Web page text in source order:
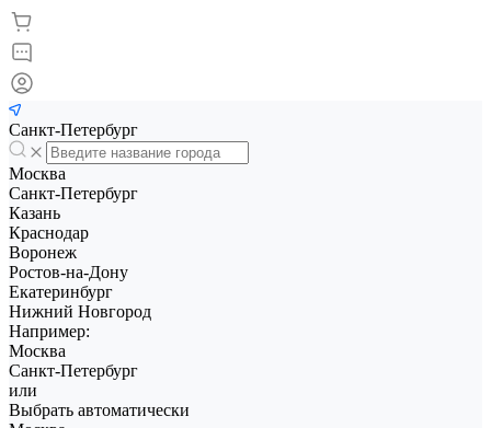
Санкт-Петербург
Москва
Санкт-Петербург
Казань
Краснодар
Воронеж
Ростов-на-Дону
Екатеринбург
Нижний Новгород
Например:
Москва
Санкт-Петербург
или
Выбрать автоматически